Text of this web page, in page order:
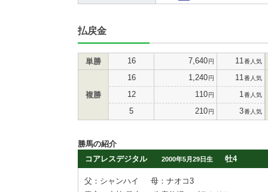
払戻金
単勝 16 7,640円 11 番人気
複勝
16 1,240円 11 番人気
12 110円 1 番人気
5 210円 3番人気
勝馬の紹介
コアレスデジタル
2000年5月29日生 牡4
父：シャンハイ
母：ナオコ3